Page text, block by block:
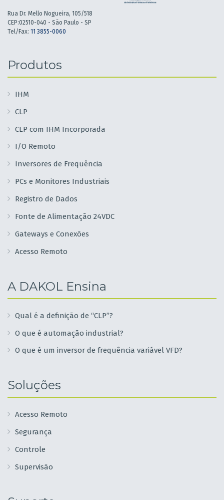
Rua Dr. Mello Nogueira, 105/518
CEP:02510-040 - São Paulo - SP
Tel/Fax: 11 3855-0060
Produtos
IHM
CLP
CLP com IHM Incorporada
I/O Remoto
Inversores de Frequência
PCs e Monitores Industriais
Registro de Dados
Fonte de Alimentação 24VDC
Gateways e Conexões
Acesso Remoto
A DAKOL Ensina
Qual é a definição de “CLP”?
O que é automação industrial?
O que é um inversor de frequência variável VFD?
Soluções
Acesso Remoto
Segurança
Controle
Supervisão